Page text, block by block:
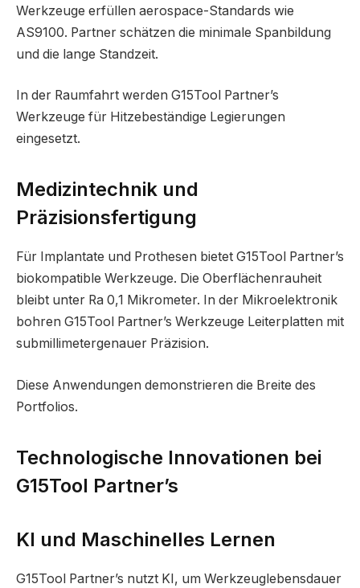
Werkzeuge erfüllen aerospace-Standards wie
AS9100. Partner schätzen die minimale Spanbildung
und die lange Standzeit.
In der Raumfahrt werden G15Tool Partner’s
Werkzeuge für Hitzebeständige Legierungen
eingesetzt.
Medizintechnik und
Präzisionsfertigung
Für Implantate und Prothesen bietet G15Tool Partner’s
biokompatible Werkzeuge. Die Oberflächenrauheit
bleibt unter Ra 0,1 Mikrometer. In der Mikroelektronik
bohren G15Tool Partner’s Werkzeuge Leiterplatten mit
submillimetergenauer Präzision.
Diese Anwendungen demonstrieren die Breite des
Portfolios.
Technologische Innovationen bei
G15Tool Partner’s
KI und Maschinelles Lernen
G15Tool Partner’s nutzt KI, um Werkzeuglebensdauer